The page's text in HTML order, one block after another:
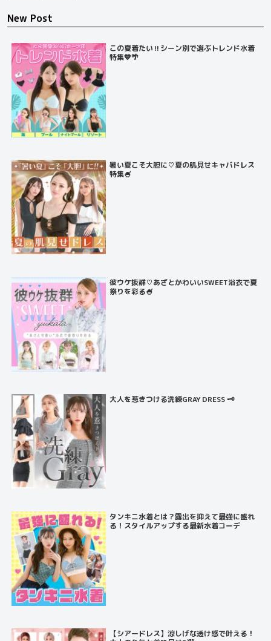
New Post
この夏着たい‼️シーン別で選ぶトレンド水着
特集💙🌴
暑い夏こそ大胆に♡夏の肌見せキャバドレス
特集🍧
彼ウケ抜群♡あざとかわいいSWEET浴衣で夏
祭りを彩る🍧
大人を惹きつける洗練GRAY DRESS 🗝️
タンキニ水着とは？露出を抑えて最強に盛れ
る！スタイルアップする最新水着コーデ
【シアードレス】涼しげな透け感で叶える！